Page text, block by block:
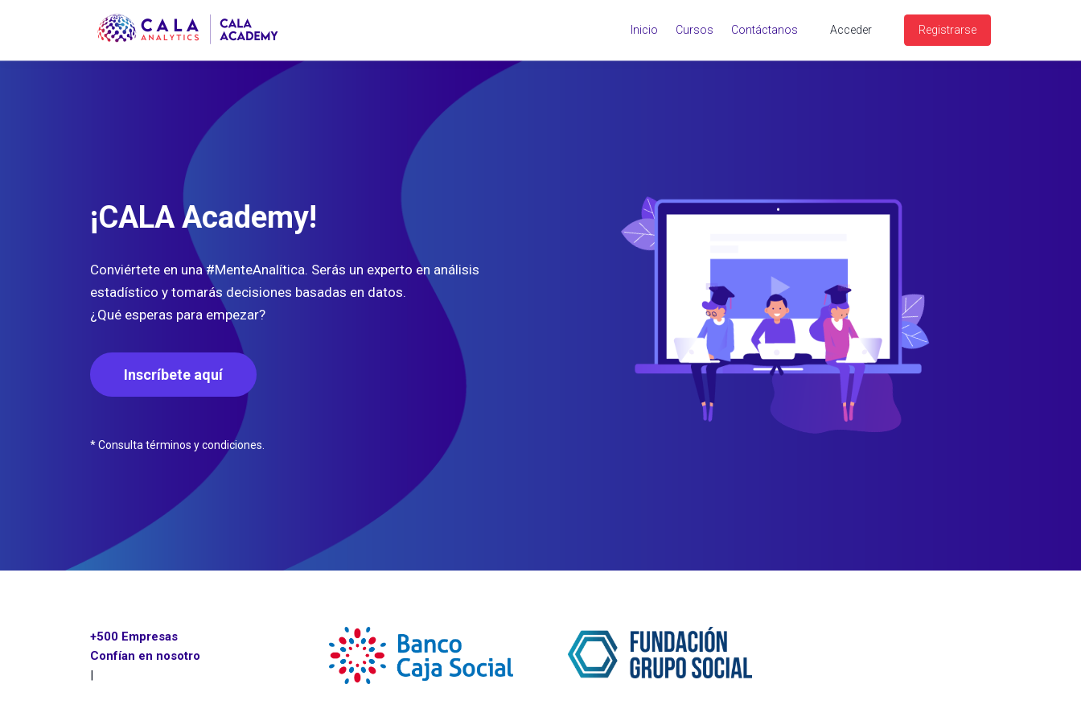
Inicio Cursos Contáctanos Acceder Registrarse
¡CALA Academy!
Conviértete en una #MenteAnalítica. Serás un experto en análisis
estadístico y tomarás decisiones basadas en datos.
¿Qué esperas para empezar?
Inscríbete aquí
* Consulta términos y condiciones.
+500 Empresas
Confían en nosotros
|